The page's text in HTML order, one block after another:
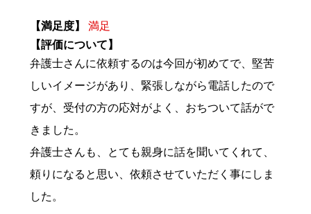
【満足度】
満足
【評価について】
弁護士さんに依頼するのは今回が初めてで、堅苦
しいイメージがあり、緊張しながら電話したので
すが、受付の方の応対がよく、おちついて話がで
きました。
弁護士さんも、とても親身に話を聞いてくれて、
頼りになると思い、依頼させていただく事にしま
した。